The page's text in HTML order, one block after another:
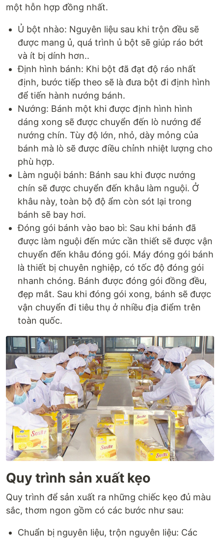
một hỗn hợp đồng nhất.
Ủ bột nhào: Nguyên liệu sau khi trộn đều sẽ
được mang ủ, quá trình ủ bột sẽ giúp ráo bớt
và ít bị dính hơn..
Định hình bánh: Khi bột đã đạt độ ráo nhất
định, bước tiếp theo sẽ là đưa bột đi định hình
để tiến hành nướng bánh.
Nướng: Bánh một khi được định hình hình
dáng xong sẽ được chuyển đến lò nướng để
nướng chín. Tùy độ lớn, nhỏ, dày mỏng của
bánh mà lò sẽ được điều chỉnh nhiệt lượng cho
phù hợp.
Làm nguội bánh: Bánh sau khi được nướng
chín sẽ được chuyển đến khâu làm nguội. Ở
khâu này, toàn bộ độ ẩm còn sót lại trong
bánh sẽ bay hơi.
Đóng gói bánh vào bao bì: Sau khi bánh đã
được làm nguội đến mức cần thiết sẽ được vận
chuyển đến khâu đóng gói. Máy đóng gói bánh
là thiết bị chuyên nghiệp, có tốc độ đóng gói
nhanh chóng. Bánh được đóng gói đồng đều,
đẹp mắt. Sau khi đóng gói xong, bánh sẽ được
vận chuyển đi tiêu thụ ở nhiều địa điểm trên
toàn quốc.
Quy trình sản xuất kẹo
Quy trình để sản xuất ra những chiếc kẹo đủ màu
sắc, thơm ngon gồm có các bước như sau:
Chuẩn bị nguyên liệu, trộn nguyên liệu: Các